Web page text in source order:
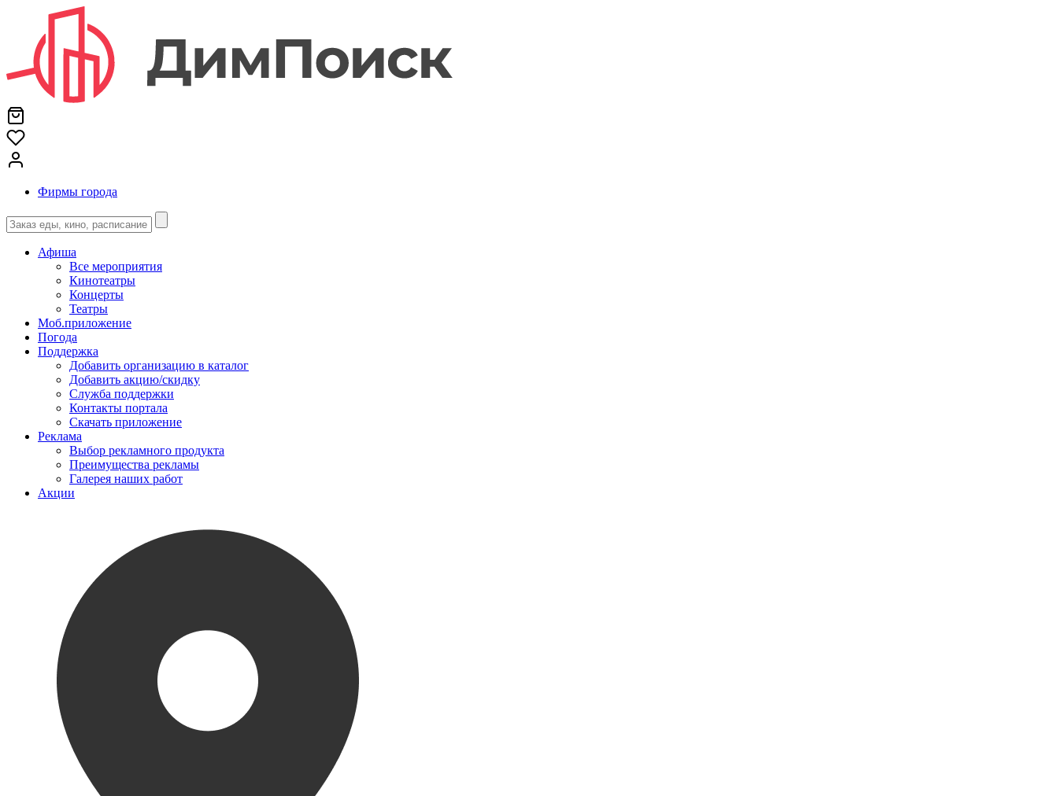
Фирмы города
Афиша
Все мероприятия
Кинотеатры
Концерты
Театры
Моб.приложение
Погода
Поддержка
Добавить организацию в каталог
Добавить акцию/скидку
Служба поддержки
Контакты портала
Скачать приложение
Реклама
Выбор рекламного продукта
Преимущества рекламы
Галерея наших работ
Акции